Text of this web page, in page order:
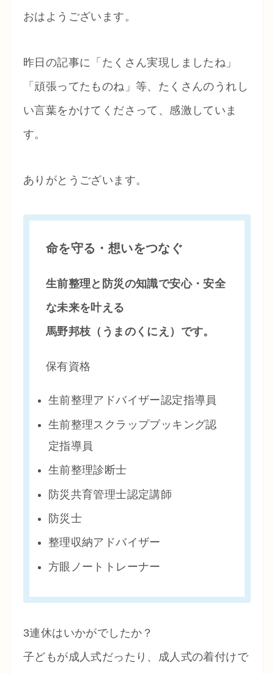
おはようございます。
昨日の記事に「たくさん実現しましたね」
「頑張ってたものね」等、たくさんのうれし
い言葉をかけてくださって、感激していま
す。
ありがとうございます。
命を守る・想いをつなぐ
生前整理と防災の知識で安心・安全
な未来を叶える
馬野邦枝（うまのくにえ）です。
保有資格
生前整理アドバイザー認定指導員
生前整理スクラップブッキング認
定指導員
生前整理診断士
防災共育管理士認定講師
防災士
整理収納アドバイザー
方眼ノートトレーナー
3連休はいかがでしたか？
子どもが成人式だったり、成人式の着付けで